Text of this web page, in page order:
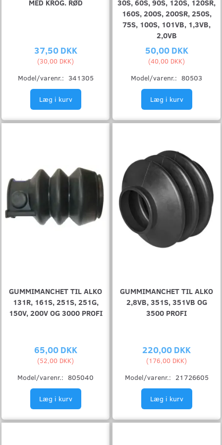
MED KROG. RØD
37,50 DKK
(30,00 DKK)
Model/varenr.: 341305
Læg i kurv
30S, 60S, 90S, 120S, 120SR,
160S, 200S, 200SR, 250S,
75S, 100S, 101VB, 1,3VB,
2,0VB
50,00 DKK
(40,00 DKK)
Model/varenr.: 80503
Læg i kurv
GUMMIMANCHET TIL ALKO
131R, 161S, 251S, 251G,
150V, 200V OG 3000 PROFI
65,00 DKK
(52,00 DKK)
Model/varenr.: 805040
Læg i kurv
GUMMIMANCHET TIL ALKO
2,8VB, 351S, 351VB OG
3500 PROFI
220,00 DKK
(176,00 DKK)
Model/varenr.: 21726605
Læg i kurv